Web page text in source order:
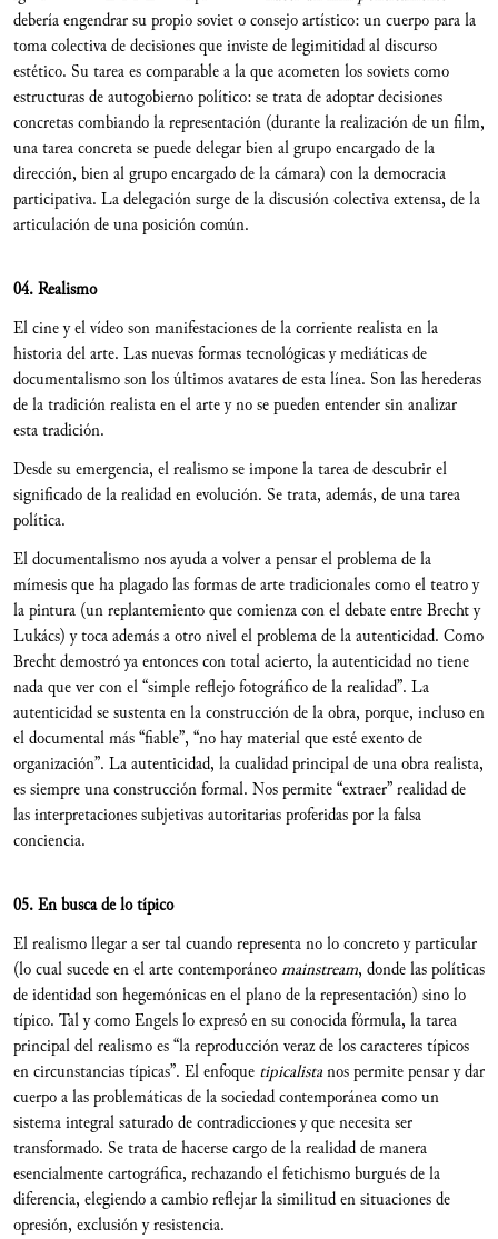
debería engendrar su propio soviet o consejo artístico: un cuerpo para la
toma colectiva de decisiones que inviste de legimitidad al discurso
estético. Su tarea es comparable a la que acometen los soviets como
estructuras de autogobierno político: se trata de adoptar decisiones
concretas combiando la representación (durante la realización de un film,
una tarea concreta se puede delegar bien al grupo encargado de la
dirección, bien al grupo encargado de la cámara) con la democracia
participativa. La delegación surge de la discusión colectiva extensa, de la
articulación de una posición común.
04. Realismo
El cine y el vídeo son manifestaciones de la corriente realista en la
historia del arte. Las nuevas formas tecnológicas y mediáticas de
documentalismo son los últimos avatares de esta línea. Son las herederas
de la tradición realista en el arte y no se pueden entender sin analizar
esta tradición.
Desde su emergencia, el realismo se impone la tarea de descubrir el
significado de la realidad en evolución. Se trata, además, de una tarea
política.
El documentalismo nos ayuda a volver a pensar el problema de la
mímesis que ha plagado las formas de arte tradicionales como el teatro y
la pintura (un replantemiento que comienza con el debate entre Brecht y
Lukács) y toca además a otro nivel el problema de la autenticidad. Como
Brecht demostró ya entonces con total acierto, la autenticidad no tiene
nada que ver con el “simple reflejo fotográfico de la realidad”. La
autenticidad se sustenta en la construcción de la obra, porque, incluso en
el documental más “fiable”, “no hay material que esté exento de
organización”. La autenticidad, la cualidad principal de una obra realista,
es siempre una construcción formal. Nos permite “extraer” realidad de
las interpretaciones subjetivas autoritarias proferidas por la falsa
conciencia.
05. En busca de lo típico
El realismo llegar a ser tal cuando representa no lo concreto y particular
(lo cual sucede en el arte contemporáneomainstream, donde las políticas
de identidad son hegemónicas en el plano de la representación) sino lo
típico. Tal y como Engels lo expresó en su conocida fórmula, la tarea
principal del realismo es “la reproducción veraz de los caracteres típicos
en circunstancias típicas”. El enfoque tipicalistanos permite pensar y dar
cuerpo a las problemáticas de la sociedad contemporánea como un
sistema integral saturado de contradicciones y que necesita ser
transformado. Se trata de hacerse cargo de la realidad de manera
esencialmente cartográfica, rechazando el fetichismo burgués de la
diferencia, elegiendo a cambio reflejar la similitud en situaciones de
opresión, exclusión y resistencia.